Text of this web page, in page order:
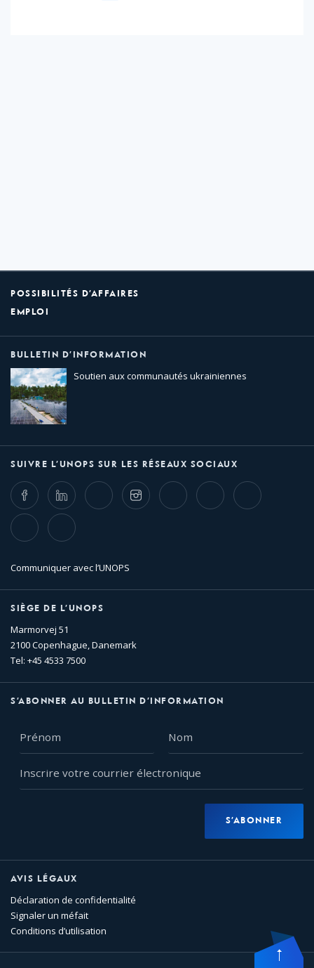
POSSIBILITÉS D’AFFAIRES
EMPLOI
BULLETIN D’INFORMATION
Soutien aux communautés ukrainiennes
SUIVRE L’UNOPS SUR LES RÉSEAUX SOCIAUX
FacebookLinkedIn Twitter InstagramWhatsappBluesky Threads
TikTok Flickr
Communiquer avec l’UNOPS
SIÈGE DE L’UNOPS
Marmorvej 51
2100 Copenhague, Danemark
Tel: +45 4533 7500
S’ABONNER AU BULLETIN D’INFORMATION
votre
S’ABONNER
AVIS LÉGAUX
Déclaration de confidentialité
Signaler un méfait
Conditions d’utilisation